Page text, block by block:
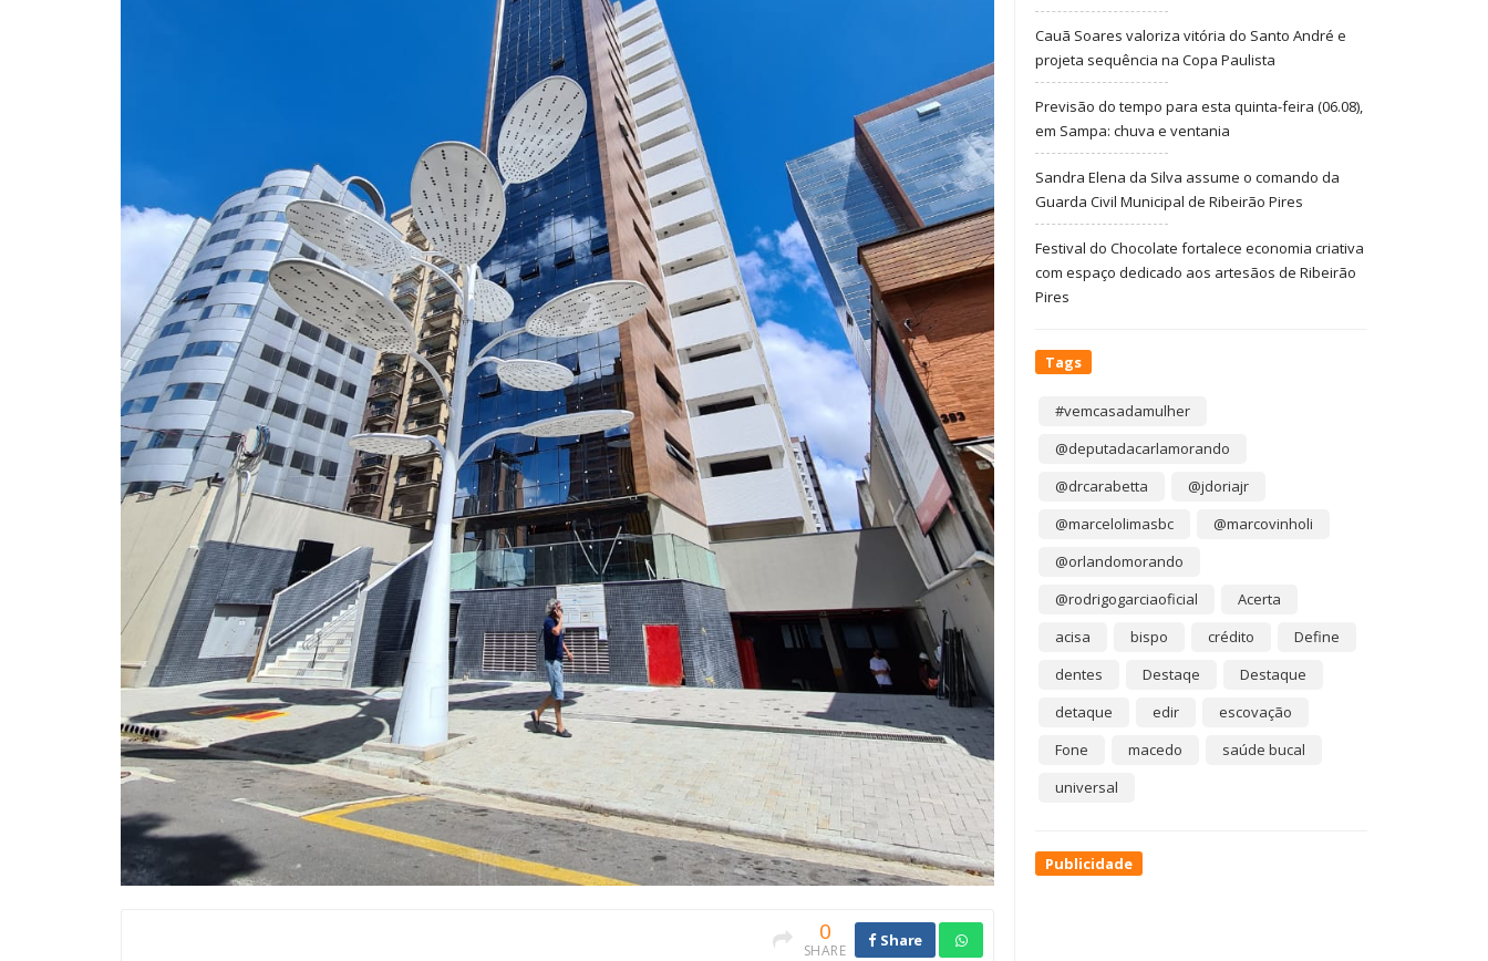
0
SHARE
Share
Cauã Soares valoriza vitória do Santo André e
projeta sequência na Copa Paulista
Previsão do tempo para esta quinta-feira (06.08),
em Sampa: chuva e ventania
Sandra Elena da Silva assume o comando da
Guarda Civil Municipal de Ribeirão Pires
Festival do Chocolate fortalece economia criativa
com espaço dedicado aos artesãos de Ribeirão
Pires
Tags
#vemcasadamulher
@deputadacarlamorando
@drcarabetta
@jdoriajr
@marcelolimasbc
@marcovinholi
@orlandomorando
@rodrigogarciaoficial
Acerta
acisa
bispo crédito
Define
dentes
Destaqe
Destaque
detaque
edir
escovação
Fone
macedo
saúde bucal
universal
Publicidade